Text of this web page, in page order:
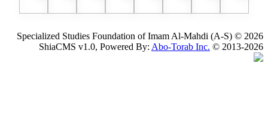
Specialized Studies Foundation of Imam Al-
ShiaCMS v1.0, Powered By:Abo-Torab Inc.